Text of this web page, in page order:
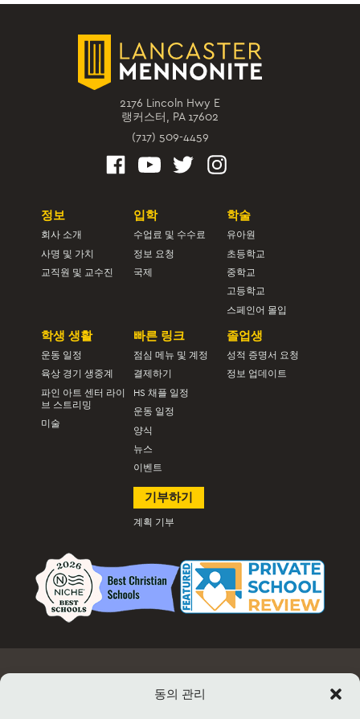
동의 관리
2176 Lincoln Hwy E
랭커스터, PA 17602
(717) 509-4459
정보
회사 소개
사명 및 가치
교직원 및 교수진
입학
수업료 및 수수료
정보 요청
국제
학술
유아원
초등학교
중학교
고등학교
스페인어 몰입
학생 생활
운동 일정
육상 경기 생중계
파인 아트 센터 라이
브 스트리밍
미술
빠른 링크
점심 메뉴 및 계정
결제하기
HS 채플 일정
운동 일정
양식
뉴스
이벤트
졸업생
성적 증명서 요청
정보 업데이트
기부하기
계획 기부